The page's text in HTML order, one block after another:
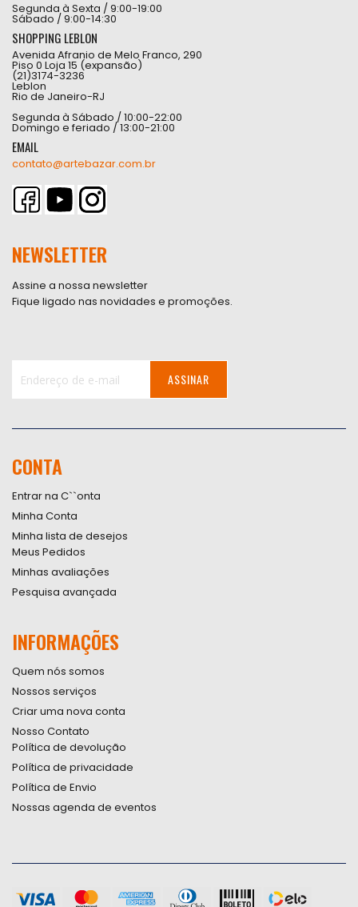
Segunda à Sexta / 9:00-19:00
Sábado / 9:00-14:30
SHOPPING LEBLON
Avenida Afranio de Melo Franco, 290
Piso 0 Loja 15 (expansão)
(21)3174-3236
Leblon
Rio de Janeiro-RJ
Segunda à Sábado / 10:00-22:00
Domingo e feriado / 13:00-21:00
EMAIL
contato@artebazar.com.br
NEWSLETTER
Assine a nossa newsletter
Fique ligado nas novidades e promoções.
Newsletter:
ASSINAR
CONTA
Entrar na C``onta
Minha Conta
Minha lista de desejos
Meus Pedidos
Minhas avaliações
Pesquisa avançada
INFORMAÇÕES
Quem nós somos
Nossos serviços
Criar uma nova conta
Nosso Contato
Política de devolução
Política de privacidade
Política de Envio
Nossas agenda de eventos